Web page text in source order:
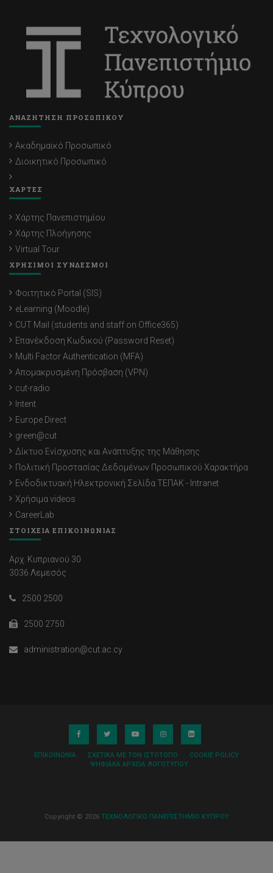
ΑΝΑΖΗΤΗΣΗ ΠΡΟΣΩΠΙΚΟΥ
Ακαδημαϊκό Προσωπικό
Διοικητικό Προσωπικό
ΧΑΡΤΕΣ
Χάρτης Πανεπιστημίου
Χάρτης Πλοήγησης
Virtual Tour
ΧΡΗΣΙΜΟΙ ΣΥΝΔΕΣΜΟΙ
Φοιτητικό Portal (SIS)
eLearning (Moodle)
CUT Mail (students and staff on Office365)
Επανέκδοση Κωδικού (Password Reset)
Multi Factor Authentication (MFA)
Απομακρυσμένη Πρόσβαση (VPN)
cut-radio
Intent
Europe Direct
green@cut
Δίκτυο Ενίσχυσης και Ανάπτυξης της Μάθησης
Πολιτική Προστασίας Δεδομένων Προσωπικού Χαρακτήρα
Ενδοδικτυακή Ηλεκτρονική Σελίδα ΤΕΠΑΚ - Intranet
Χρήσιμα videos
CareerLab
ΣΤΟΙΧΕΙΑ ΕΠΙΚΟΙΝΩΝΙΑΣ
Αρχ. Κυπριανού 30
3036 Λεμεσός
2500 2500
2500 2750
administration@cut.ac.cy
ΕΠΙΚΟΙΝΩΝΊΑ ΣΧΕΤΙΚΆ ΜΕ ΤΟΝ ΙΣΤΌΤΟΠΟ
COOKIE POLICY
ΨΗΦΙΑΚΆ ΑΡΧΕΊΑ ΛΟΓΌΤΥΠΟΥ
Copyright © 2026 ΤΕΧΝΟΛΟΓΙΚΟ ΠΑΝΕΠΙΣΤΗΜΙΟ ΚΥΠΡΟΥ